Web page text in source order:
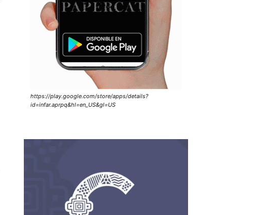
https://play.google.com/store/apps/details?
id=infar.aprpq&hl=en_US&gl=US